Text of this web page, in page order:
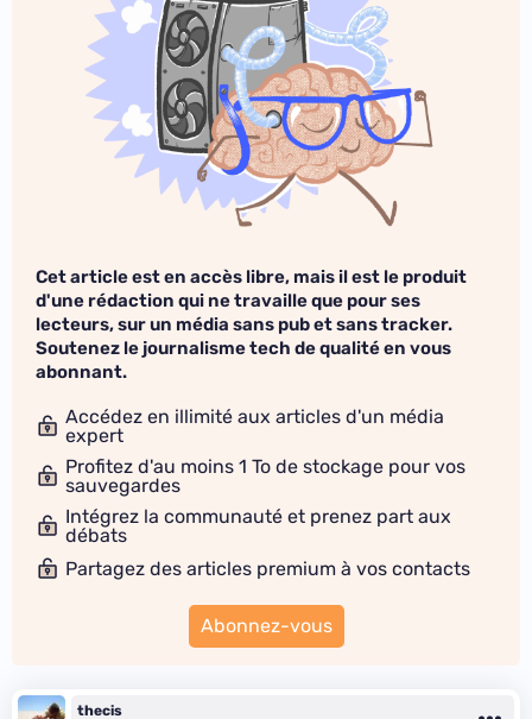
Cet article est en accès libre, mais il est le produit
d'une rédaction qui ne travaille que pour ses
lecteurs, sur un média sans pub et sans tracker.
Soutenez le journalisme tech de qualité en vous
abonnant.
Accédez en illimité aux articles d'un média
expert
Profitez d'au moins 1 To de stockage pour vos
sauvegardes
Intégrez la communauté et prenez part aux
débats
Partagez des articles premium à vos contacts
Abonnez-vous
thecis